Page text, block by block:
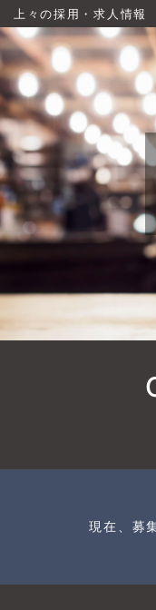
上々の採用・求人情報
現在、募